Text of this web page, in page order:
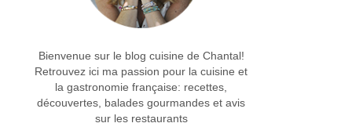
Bienvenue sur le blog cuisine de Chantal!
Retrouvez ici ma passion pour la cuisine et
la gastronomie française: recettes,
découvertes, balades gourmandes et avis
sur les restaurants